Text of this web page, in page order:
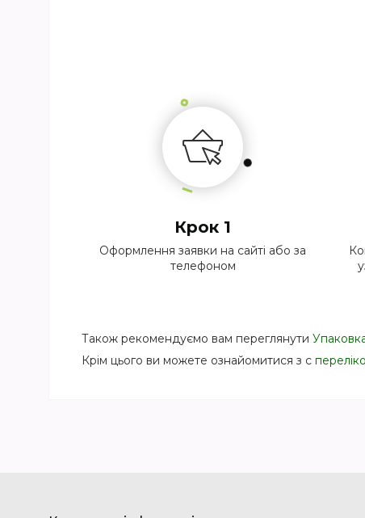
Крок 1
Оформлення заявки на сайті або за
телефоном
Також рекомендуємо вам переглянути
Крім цього ви можете ознайомитися з с